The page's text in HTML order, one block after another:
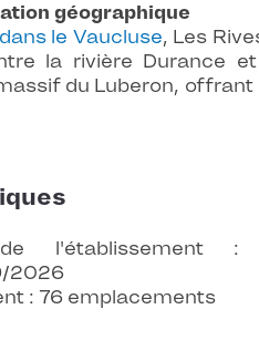
géographique
dans le Vaucluse, Les
la rivière Durance
du Luberon, offrant
l'établissement :
2026
: 76 emplacements